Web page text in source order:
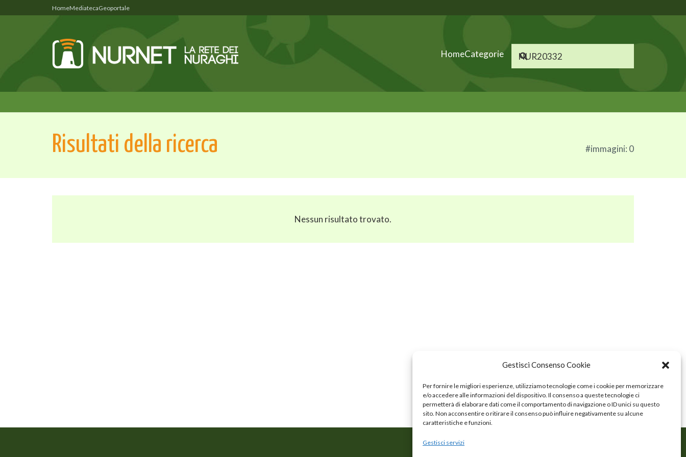
Gestisci Consenso Cookie
Per fornire le migliori esperienze, utilizziamo tecnologie come i cookie per memorizzare
e/o accedere alle informazioni del dispositivo. Il consenso a queste tecnologie ci
permetterà di elaborare dati come il comportamento di navigazione o ID unici su questo
sito. Non acconsentire o ritirare il consenso può influire negativamente su alcune
caratteristiche e funzioni.
Gestisci servizi
HomeMediatecaGeoportale
HomeCategorie
Risultati della ricerca #immagini: 0
Nessun risultato trovato.